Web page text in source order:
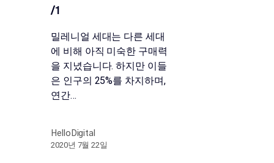
/1
밀레니얼 세대는 다른 세대
에 비해 아직 미숙한 구매력
을 지녔습니다. 하지만 이들
은 인구의 25%를 차지하며,
연간…
HelloDigital
2020년 7월 22일